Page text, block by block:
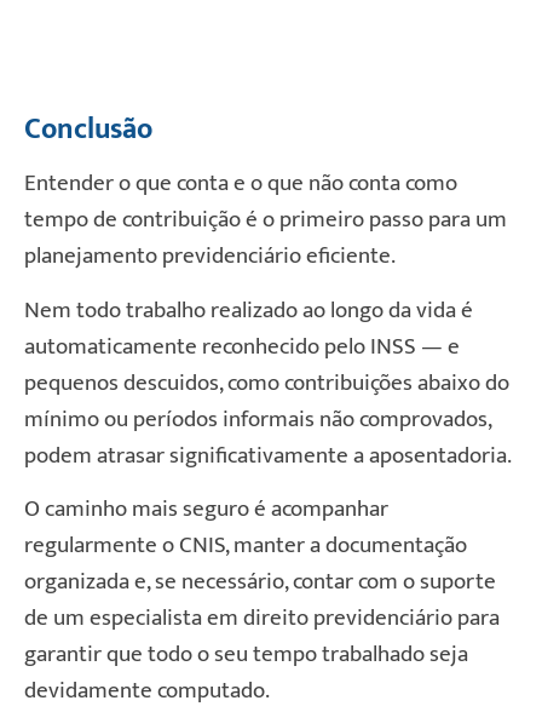
Conclusão
Entender o que conta e o que não conta como
tempo de contribuição é o primeiro passo para um
planejamento previdenciário eficiente.
Nem todo trabalho realizado ao longo da vida é
automaticamente reconhecido pelo INSS — e
pequenos descuidos, como contribuições abaixo do
mínimo ou períodos informais não comprovados,
podem atrasar significativamente a aposentadoria.
O caminho mais seguro é acompanhar
regularmente o CNIS, manter a documentação
organizada e, se necessário, contar com o suporte
de um especialista em direito previdenciário para
garantir que todo o seu tempo trabalhado seja
devidamente computado.